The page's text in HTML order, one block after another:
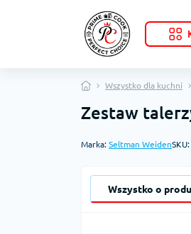
Wszystko dla kuchni
Zestaw
Marka: Seltman WeidenSKU:
Wszystko o